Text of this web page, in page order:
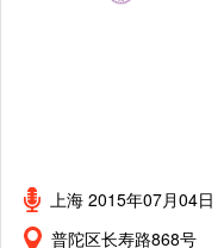
上海 2015年07月04日
普陀区长寿路868号